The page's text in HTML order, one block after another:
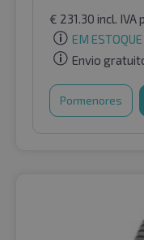
€ 231.30 incl. IVA
EM ESTOQUE
Envio
Pormenores